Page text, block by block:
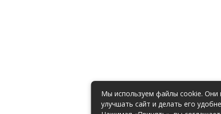
Мы используем файлы cookie. Они
улучшать сайт и делать его